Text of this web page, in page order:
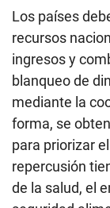
Los países
recursos
ingresos y
blanqueo de
mediante la
forma, se
para priorizar
repercusión
de la salud, el